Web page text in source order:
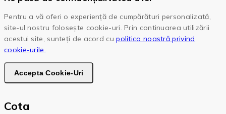
Pentru a vă oferi o experiență de cumpărături personalizată,
site-ul nostru folosește cookie-uri. Prin continuarea utilizării
acestui site, sunteți de acord cupolitica noastră privind
cookie-urile.
Accepta Cookie-Uri
Cota